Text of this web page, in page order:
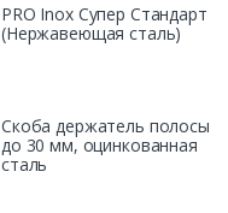
PRO Inox Супер Стандарт
(Нержавеющая сталь)
Скоба держатель полосы
до 30 мм, оцинкованная
сталь